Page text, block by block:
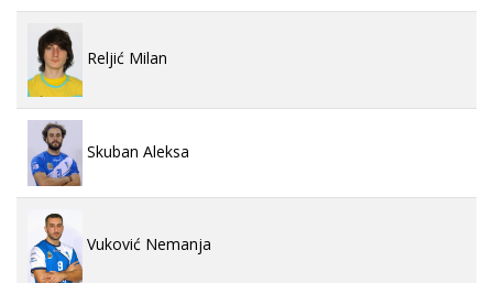
Reljić Milan
Skuban Aleksa
Vuković Nemanja